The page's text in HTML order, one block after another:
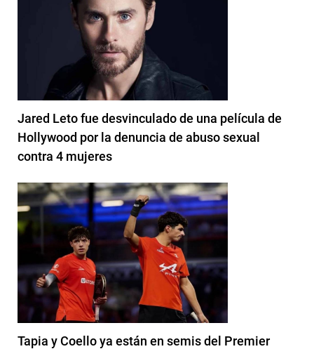
Jared Leto fue desvinculado de una película de
Hollywood por la denuncia de abuso sexual
contra 4 mujeres
Tapia y Coello ya están en semis del Premier